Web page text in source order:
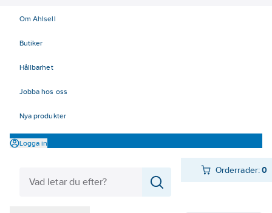
Om Ahlsell
Butiker
Hållbarhet
Jobba hos oss
Nya produkter
Logga in
Orderrader:0